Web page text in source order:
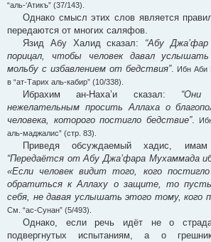
“аль-‘Атикъ” (37/143).
Однако смысл этих слов является
передаются от многих саляфов.
Язид Абу Халид сказал: “Абу
порицал, чтобы человек давал услышать
мольбу с избавлением от бедствия”. Ибн Аби
в “ат-Тарих аль-кабир” (10/338).
Ибрахим ан-Наха’и сказал: “Они
нежелательным просить Аллаха о
человека, которого постигло бедствие”.
аль-маджалис” (стр. 83).
Приведя обсуждаемый хадис, имам
“Передаётся от Абу Джа’фара Мухаммада
«Если человек видит того, кого
обратиться к Аллаху о защите, то
себя, не давая услышать этого тому, кого
См. “ас-Сунан” (5/493).
Однако, если речь идёт не о
подвергнутых испытаниям, а о